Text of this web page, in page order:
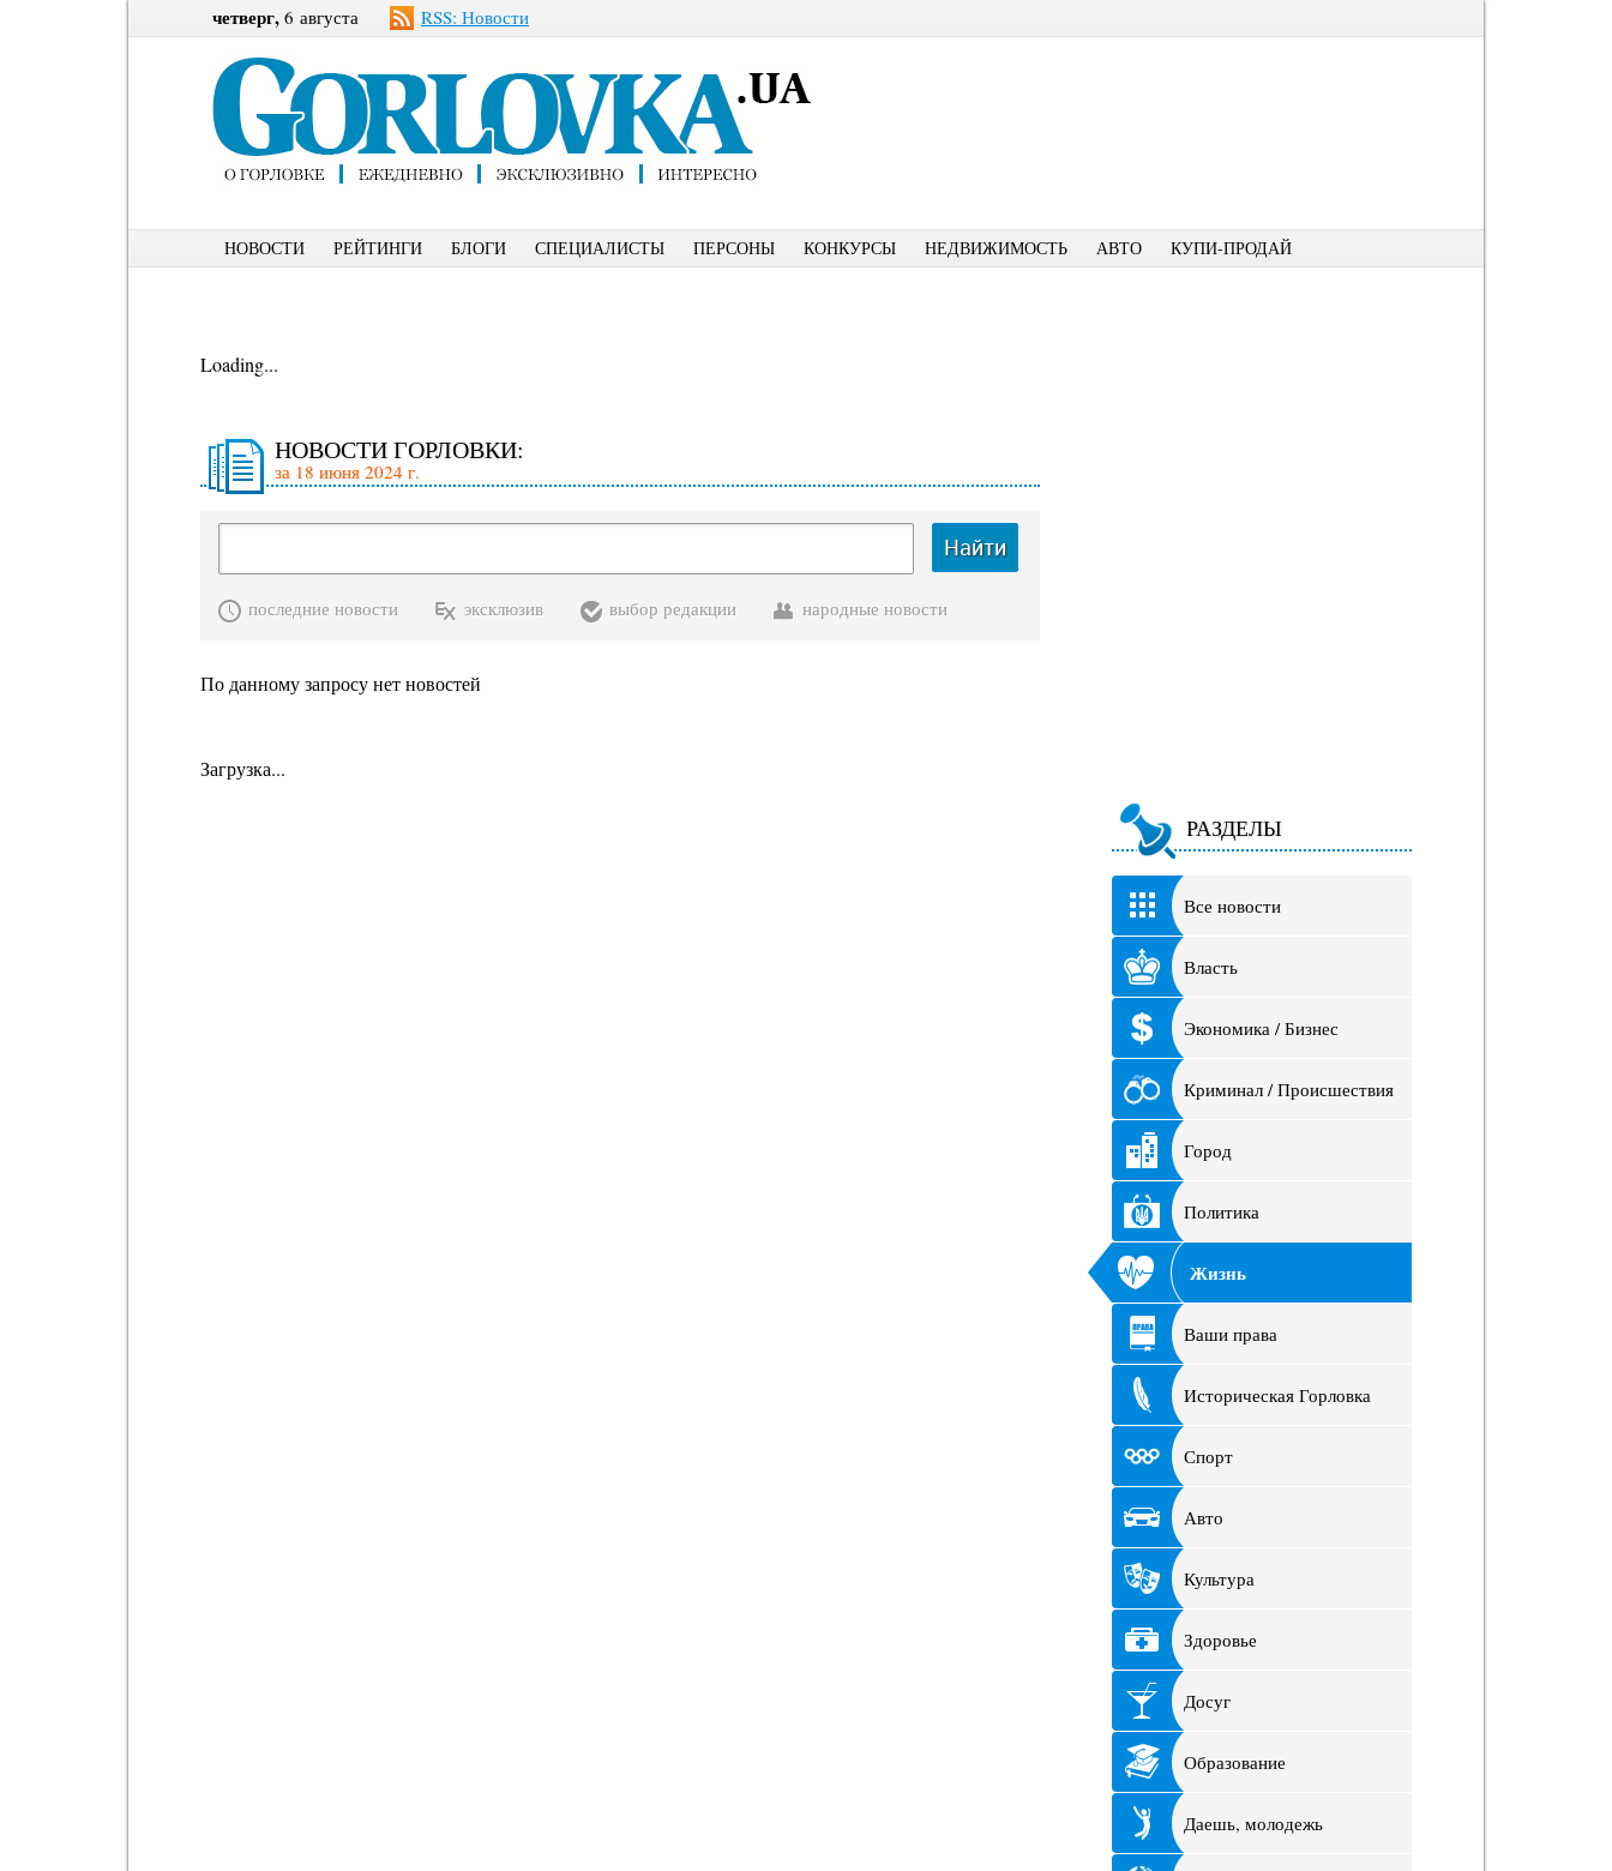
четверг, 6 августа RSS: Новости
НОВОСТИ РЕЙТИНГИ БЛОГИ СПЕЦИАЛИСТЫ ПЕРСОНЫ КОНКУРСЫ НЕДВИЖИМОСТЬ АВТО КУПИ-ПРОДАЙ
Loading...
НОВОСТИ ГОРЛОВКИ:
за 18 июня 2024 г.
Найти
последние новости эксклюзив выбор редакции народные новости
По данному запросу нет новостей
Загрузка...
РАЗДЕЛЫ
Все новости
Власть
Экономика / Бизнес
Криминал / Происшествия
Город
Политика
Жизнь
Ваши права
Историческая Горловка
Спорт
Авто
Культура
Здоровье
Досуг
Образование
Даешь, молодежь